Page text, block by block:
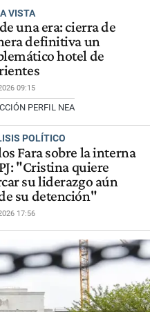
VISTA
una era: cierra de
definitiva un
hotel de
09:15
PERFIL NEA
POLÍTICO
Fara sobre la interna
"Cristina quiere
su liderazgo aún
su detención"
17:56